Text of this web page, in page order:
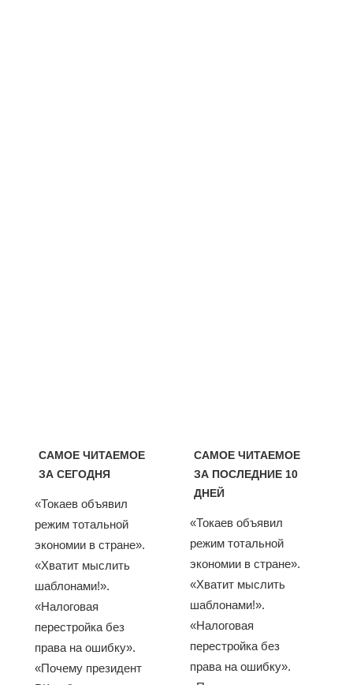
САМОЕ ЧИТАЕМОЕ
ЗА СЕГОДНЯ
«Токаев объявил
режим тотальной
экономии в стране».
«Хватит мыслить
шаблонами!».
«Налоговая
перестройка без
права на ошибку».
«Почему президент
САМОЕ ЧИТАЕМОЕ
ЗА ПОСЛЕДНИЕ 10
ДНЕЙ
«Токаев объявил
режим тотальной
экономии в стране».
«Хватит мыслить
шаблонами!».
«Налоговая
перестройка без
права на ошибку».